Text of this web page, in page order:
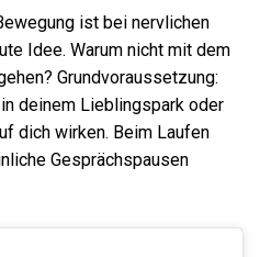
ist bei nervlichen
Idee. Warum nicht mit dem
Grundvoraussetzung:
deinem Lieblingspark oder
dich wirken. Beim Laufen
Gesprächspausen